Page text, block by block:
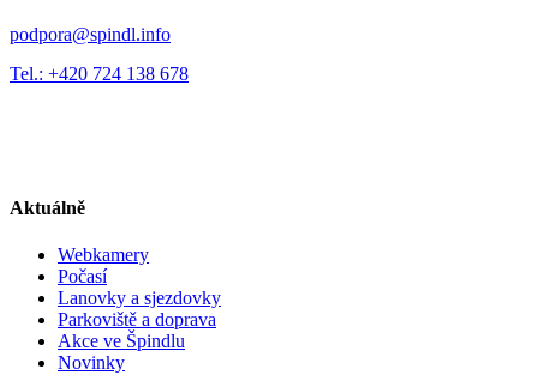
podpora@spindl.info
Tel.: +420 724 138 678
Aktuálně
Webkamery
Počasí
Lanovky a sjezdovky
Parkoviště a doprava
Akce ve Špindlu
Novinky